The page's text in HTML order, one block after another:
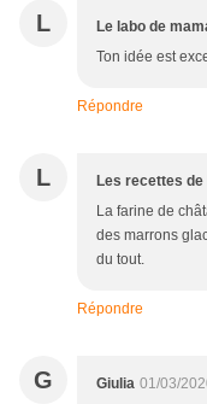
L Le labo de
Ton idée est
Répondre
L Les recettes
La farine de
des marrons
du tout.
Répondre
G Giulia 01/03/